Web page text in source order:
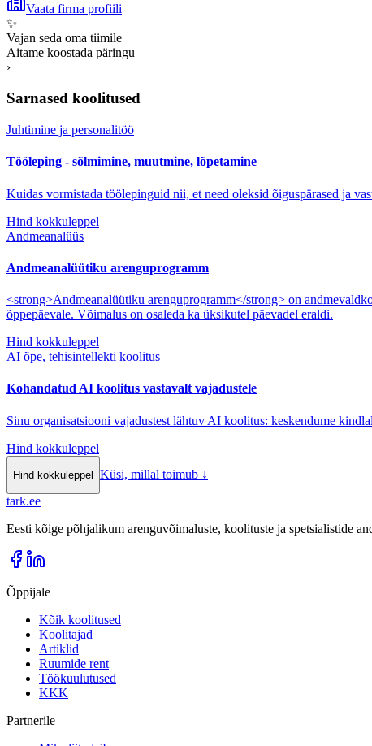
Vaata firma profiili
✨
Vajan seda oma tiimile
Aitame koostada päringu
›
Sarnased koolitused
Juhtimine ja personalitöö
Tööleping - sõlmimine, muutmine, lõpetamine
Kuidas vormistada töölepinguid nii, et need oleksid õiguspärased ja
Hind kokkuleppel
Andmeanalüüs
Andmeanalüütiku arenguprogramm
<strong>Andmeanalüütiku arenguprogramm</strong> on
õppepäevale. Võimalus on osaleda ka üksikutel päevadel eraldi.
Hind kokkuleppel
AI õpe, tehisintellekti koolitus
Kohandatud AI koolitus vastavalt vajadustele
Sinu organisatsiooni vajadustest lähtuv AI koolitus: keskendume
Hind kokkuleppel
Hind kokkuleppel Küsi, millal toimub ↓
tark.ee
Eesti kõige põhjalikum arenguvõimaluste, koolituste ja spetsialistide
Õppijale
Kõik koolitused
Koolitajad
Artiklid
Ruumide rent
Töökuulutused
KKK
Partnerile